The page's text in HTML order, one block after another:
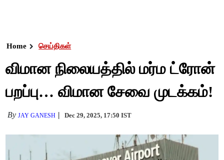
Home செய்திகள்
விமான நிலையத்தில் மர்ம ட்ரோன்
பறப்பு… விமான சேவை முடக்கம்!
ByJAY GANESH Dec 29, 2025, 17:50 IST